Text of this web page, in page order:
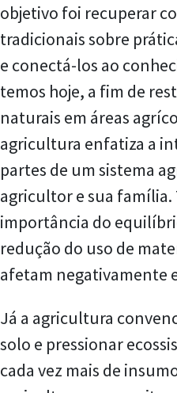
objetivo foi recuperar
tradicionais sobre
e conectá-los ao
temos hoje, a fim de
naturais em áreas
agricultura enfatiza a
partes de um sistema
agricultor e sua família.
importância do
redução do uso de
afetam negativamente
Já a agricultura
solo e pressionar
cada vez mais de